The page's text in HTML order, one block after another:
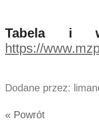
Tabela i
https://
Dodane przez:
« Powrót